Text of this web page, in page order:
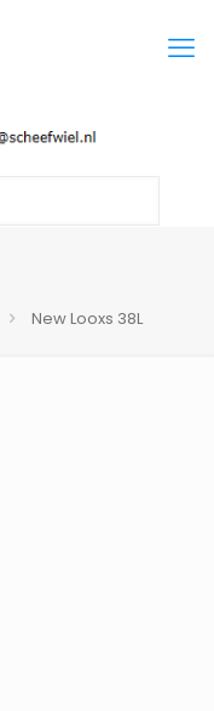
New Looxs 38L